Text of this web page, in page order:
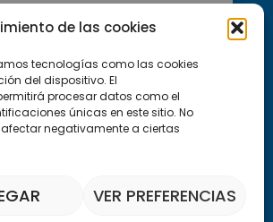
de las cookies
tecnologías como las cookies
del dispositivo. El
procesar datos como el
únicas en este sitio. No
negativamente a ciertas
VER PREFERENCIAS